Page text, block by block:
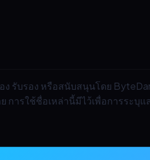
ง รับรอง หรือสนับสนุนโดย
ารใช้ชื่อเหล่านี้มีไว้เพื่อการระบุ